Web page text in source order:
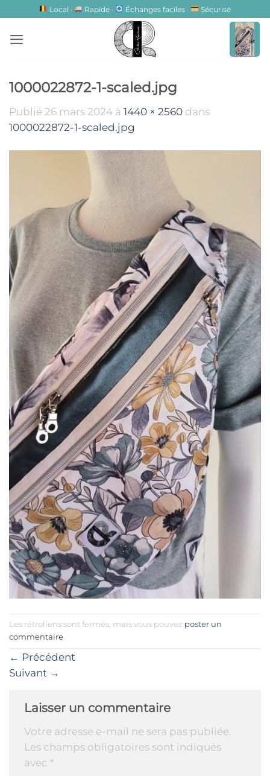
contenu
Local · Rapide · Échanges faciles · Sécurisé
1000022872-1-scaled.jpg
Publié 26 mars 2024 à 1440 × 2560 dans
1000022872-1-scaled.jpg
Les rétroliens sont fermés, mais vous pouvez poster un
commentaire.
← Précédent
Suivant →
Laisser un commentaire
Votre adresse e-mail ne sera pas publiée.
Les champs obligatoires sont indiqués
avec *